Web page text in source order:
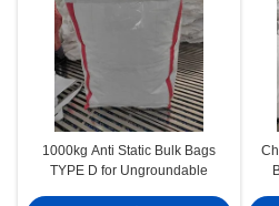
1000kg Anti Static Bulk Bags
TYPE D for Ungroundable